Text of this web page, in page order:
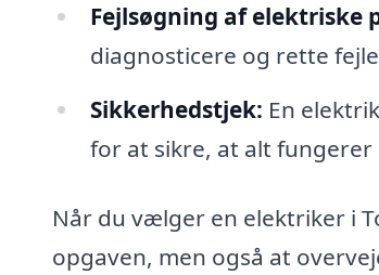
Fejlsøgning af elektriske
diagnosticere og rette
Sikkerhedstjek: En
for at sikre, at alt
Når du vælger en elektriker i
opgaven, men også at